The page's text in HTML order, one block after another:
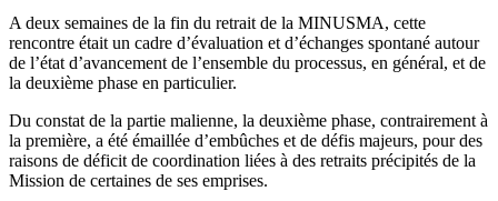
A deux semaines de la fin du retrait de la MINUSMA, cette
rencontre était un cadre d’évaluation et d’échanges spontané autour
de l’état d’avancement de l’ensemble du processus, en général, et de
la deuxième phase en particulier.
Du constat de la partie malienne, la deuxième phase, contrairement à
la première, a été émaillée d’embûches et de défis majeurs, pour des
raisons de déficit de coordination liées à des retraits précipités de la
Mission de certaines de ses emprises.